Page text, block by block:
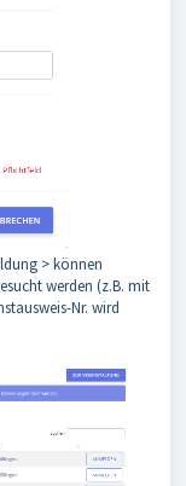
> können
werden (z.B. mit
Nr. wird